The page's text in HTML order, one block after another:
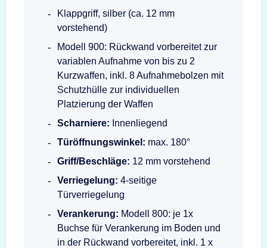
Klappgriff, silber (ca. 12 mm
vorstehend)
Modell 900: Rückwand vorbereitet zur
variablen Aufnahme von bis zu 2
Kurzwaffen, inkl. 8 Aufnahmebolzen mit
Schutzhülle zur individuellen
Platzierung der Waffen
Scharniere: Innenliegend
Türöffnungswinkel: max. 180°
Griff/Beschläge: 12 mm vorstehend
Verriegelung: 4-seitige
Türverriegelung
Verankerung: Modell 800: je 1x
Buchse für Verankerung im Boden und
in der Rückwand vorbereitet, inkl. 1 x